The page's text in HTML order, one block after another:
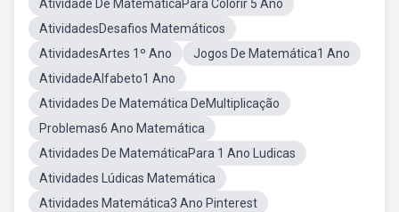
Atividade De MatemáticaPara Colorir 5 Ano
AtividadesDesafios Matemáticos
AtividadesArtes 1º Ano
Jogos De Matemática1 Ano
AtividadeAlfabeto1 Ano
Atividades De Matemática DeMultiplicação
Problemas6 Ano Matemática
Atividades De MatemáticaPara 1 Ano Ludicas
Atividades Lúdicas Matemática
Atividades Matemática3 Ano Pinterest